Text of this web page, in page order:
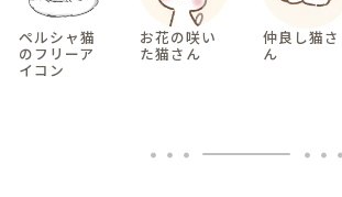
ペルシャ猫
のフリーア
イコン
お花の咲い
た猫さん
仲良し猫さ
ん